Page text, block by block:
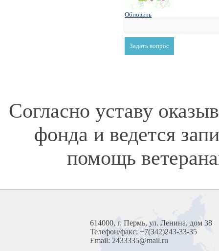
Обновить
Согласно уставу
фонда и ведется
помощь
614000, г. Пермь, ул. Ленина, дом 38
Телефон/факс: +7(342)243-33-35
Email: 2433335@mail.ru